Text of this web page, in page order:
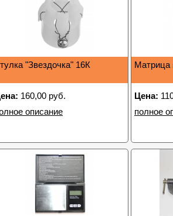
"Звездочка" 16К
160,00 руб.
описание
Матрица
Цена:
полное